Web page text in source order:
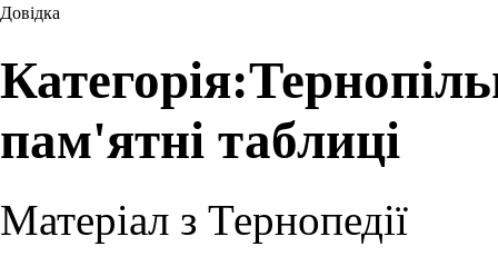
Довідка
пам'ятні таблиці
Матеріал з Тернопедії